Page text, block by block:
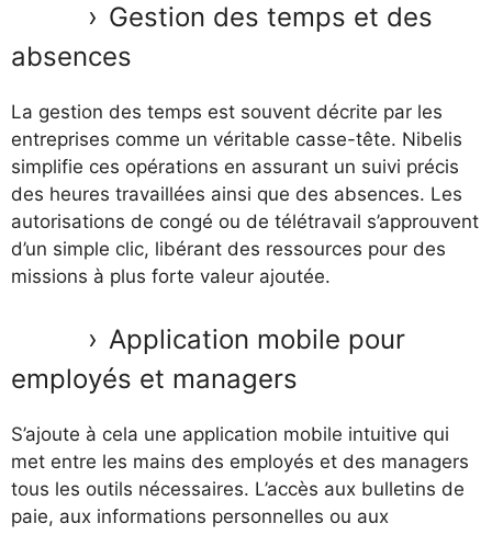
Gestion des temps et des
absences
La gestion des temps est souvent décrite par les
entreprises comme un véritable casse-tête. Nibelis
simplifie ces opérations en assurant un suivi précis
des heures travaillées ainsi que des absences. Les
autorisations de congé ou de télétravail s’approuvent
d’un simple clic, libérant des ressources pour des
missions à plus forte valeur ajoutée.
Application mobile pour
employés et managers
S’ajoute à cela une application mobile intuitive qui
met entre les mains des employés et des managers
tous les outils nécessaires. L’accès aux bulletins de
paie, aux informations personnelles ou aux